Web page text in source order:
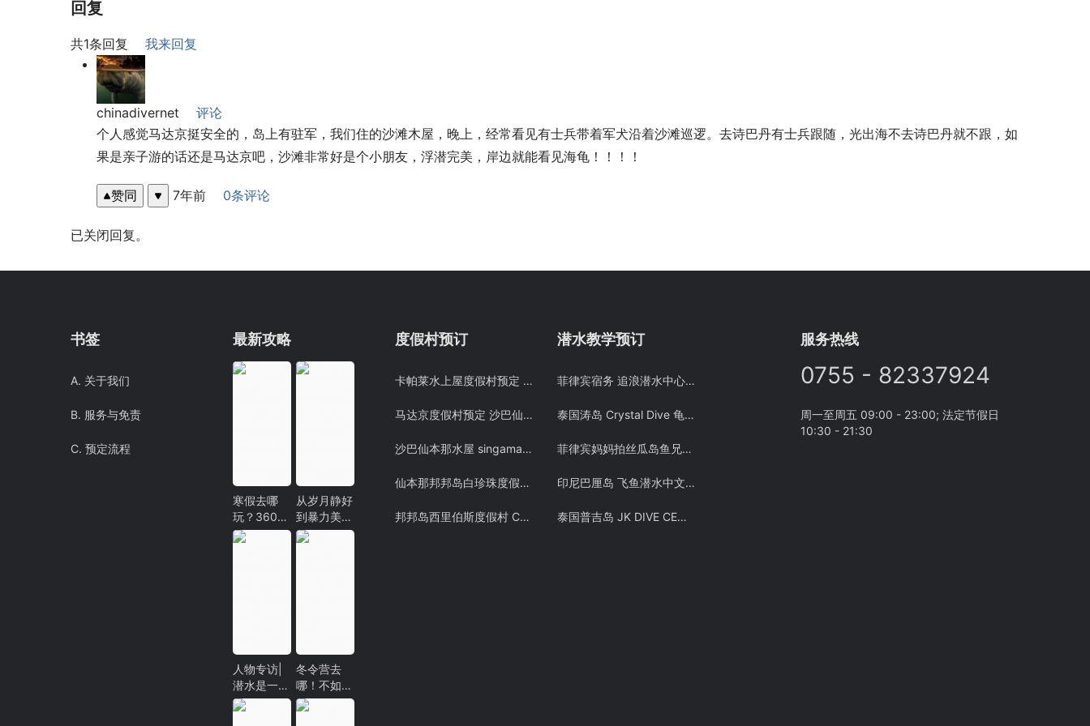
回复
共1条回复 我来回复
chinadivernet
评论
个人感觉马达京挺安全的，岛上有驻军，我们住的沙滩木屋，晚上，经常看见有士兵带着军犬沿着沙滩巡逻。去诗巴丹有士兵跟随，光出海不去诗巴丹就不跟，如
果是亲子游的话还是马达京吧，沙滩非常好是个小朋友，浮潜完美，岸边就能看见海龟！！！！
赞同 7年前 0条评论
已关闭回复。
书签
A. 关于我们
B. 服务与免责
C. 预定流程
最新攻略
寒假去哪
玩？360°
带你玩转卡
从岁月静好
到暴力美
学，这8种
人物专访|
潜水是一件
很”爽“的
冬令营去
哪！不如带
着孩子一起
度假村预订
卡帕莱水上屋度假村预定 仙本那水屋 Kapalai岛 诗巴丹潜水 – 潜客假期
马达京度假村预定 沙巴仙本那诗巴丹Mataking岛 潜水浮潜套餐 潜客
沙巴仙本那水屋 singamata 新佳马达潜水度假村预定 跳岛游
仙本那邦邦岛白珍珠度假村Pom Pom Mussah Poteh Resort 邦邦岛海景房园林房预定 仙本那 潜客
邦邦岛西里伯斯度假村 Celebes Beach resort 仙本那沙滩屋预定 潜客
潜水教学预订
菲律宾宿务 追浪潜水中心 PADI OW/AOW和 PADI FREE DIVING考证考牌教学课程潜水证
泰国涛岛 Crystal Dive 龟岛潜水 PADI OW/AOW 考证教学课程 潜水证
菲律宾妈妈拍丝瓜岛鱼兄弟 PADI OW潜水考证教学课程 Malapascua
印尼巴厘岛 飞鱼潜水中文教练 PADI OW/AOW潜水考证教学课程
泰国普吉岛 JK DIVE CENTER 潜水课程OW+AOW中文考证PADI 免费接送 中文教练
服务热线
0755 - 82337924
周一至周五 09:00 - 23:00; 法定节假日
10:30 - 21:30